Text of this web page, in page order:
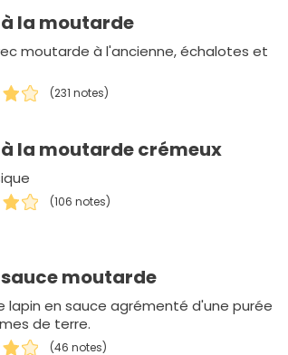
la moutarde
moutarde à l'ancienne, échalotes et
(231 notes)
la moutarde crémeux
(106 notes)
moutarde
lapin en sauce agrémenté d'une purée
de terre.
(46 notes)